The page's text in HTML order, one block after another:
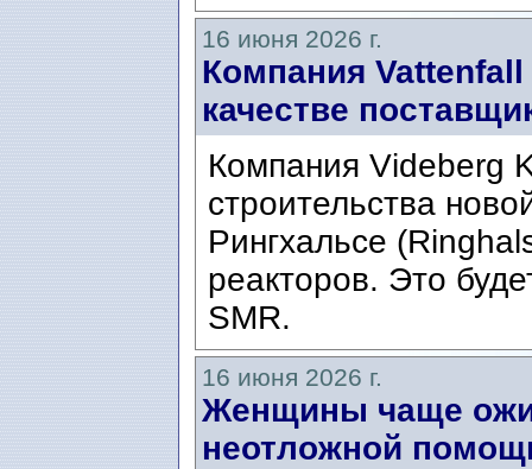
16 июня 2026 г.
Компания
качестве
Компания Videberg
строительства
Рингхальсе
реакторов. Это
SMR.
16 июня 2026 г.
Женщины чаще
неотложной